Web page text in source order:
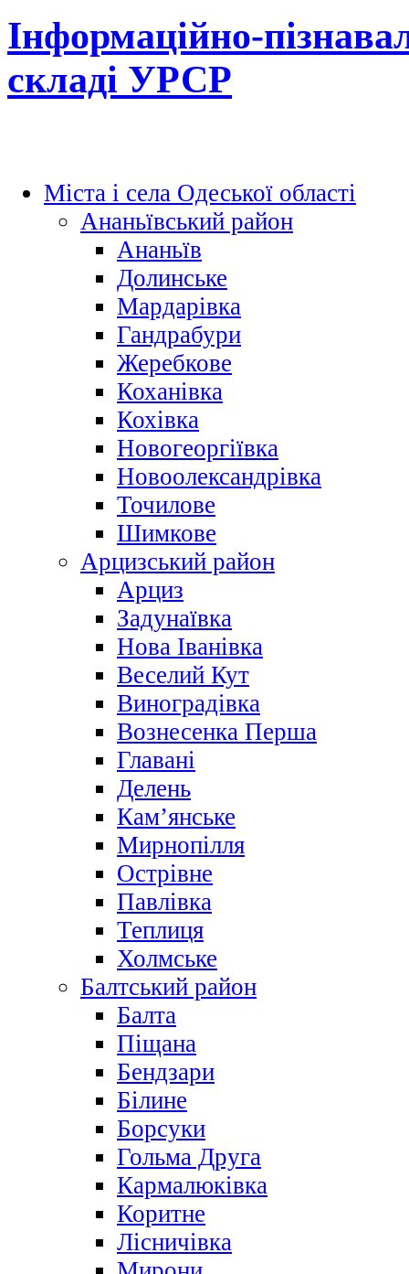
Інформаційно-
складі УРСР
Міста і села Одеської області
Ананьївський район
Ананьїв
Долинське
Мардарівка
Гандрабури
Жеребкове
Коханівка
Кохівка
Новогеоргіївка
Новоолександрівка
Точилове
Шимкове
Арцизський район
Арциз
Задунаївка
Нова Іванівка
Веселий Кут
Виноградівка
Вознесенка Перша
Главані
Делень
Кам’янське
Мирнопілля
Острівне
Павлівка
Теплиця
Холмське
Балтський район
Балта
Піщана
Бендзари
Білине
Борсуки
Гольма Друга
Кармалюківка
Коритне
Лісничівка